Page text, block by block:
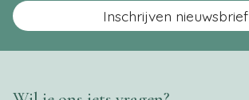
Inschrijven nieuwsbrief